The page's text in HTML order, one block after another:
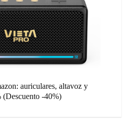
auriculares, altavoz y
(Descuento -40%)